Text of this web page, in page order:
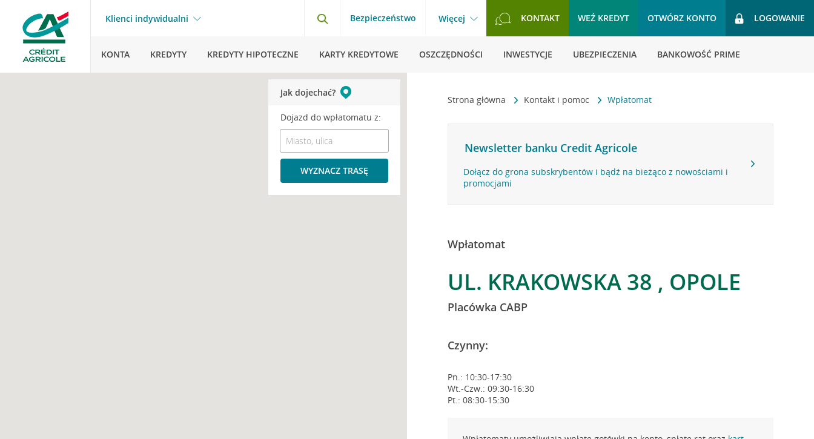
Klienci indywidualni Bezpieczeństwo Więcej KONTAKT WEŹ KREDYT OTWÓRZ KONTO LOGOWANIE
KONTA KREDYTY KREDYTY HIPOTECZNE KARTY KREDYTOWE OSZCZĘDNOŚCI INWESTYCJE UBEZPIECZENIA BANKOWOŚĆ PRIME
Strona główna Kontakt i pomoc Wpłatomat
Newsletter banku Credit Agricole
Dołącz do grona subskrybentów i bądź na bieżąco z nowościami i
promocjami
Wpłatomat
UL. KRAKOWSKA 38 , OPOLE
Placówka CABP
Czynny:
Pn.: 10:30-17:30
Wt.-Czw.: 09:30-16:30
Pt.: 08:30-15:30
Jak dojechać?
Dojazd do wpłatomatu z:
WYZNACZ TRASĘ